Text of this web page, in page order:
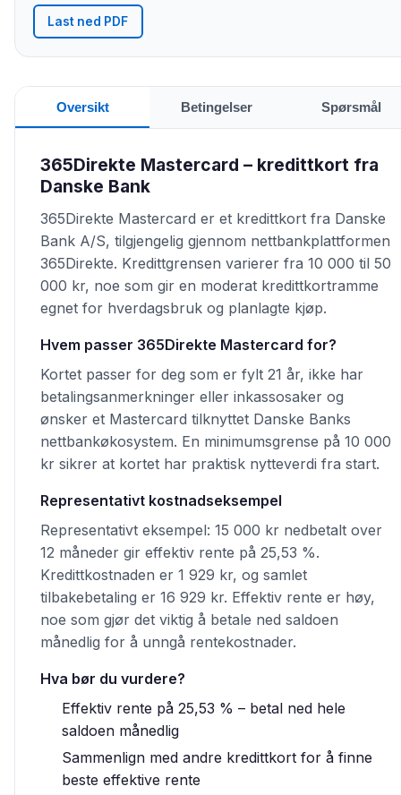
Last ned PDF
Oversikt Betingelser Spørsmål
365Direkte Mastercard – kredittkort fra
Danske Bank
365Direkte Mastercard er et kredittkort fra Danske
Bank A/S, tilgjengelig gjennom nettbankplattformen
365Direkte. Kredittgrensen varierer fra 10 000 til 50
000 kr, noe som gir en moderat kredittkortramme
egnet for hverdagsbruk og planlagte kjøp.
Hvem passer 365Direkte Mastercard for?
Kortet passer for deg som er fylt 21 år, ikke har
betalingsanmerkninger eller inkassosaker og
ønsker et Mastercard tilknyttet Danske Banks
nettbankøkosystem. En minimumsgrense på 10 000
kr sikrer at kortet har praktisk nytteverdi fra start.
Representativt kostnadseksempel
Representativt eksempel: 15 000 kr nedbetalt over
12 måneder gir effektiv rente på 25,53 %.
Kredittkostnaden er 1 929 kr, og samlet
tilbakebetaling er 16 929 kr. Effektiv rente er høy,
noe som gjør det viktig å betale ned saldoen
månedlig for å unngå rentekostnader.
Hva bør du vurdere?
Effektiv rente på 25,53 % – betal ned hele
saldoen månedlig
Sammenlign med andre kredittkort for å finne
beste effektive rente